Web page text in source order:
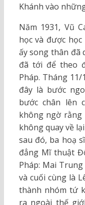
Khánh vào
Năm 1931, Vũ
học và được
ấy song thân đã
đã tới để theo
Pháp. Tháng
đây là bước
bước chân lên
không ngờ
không quay về
sau đó, ba hoạ
đẳng Mĩ thuật
Pháp: Mai
và cuối cùng là
thành nhóm tứ
ra ngoài thế